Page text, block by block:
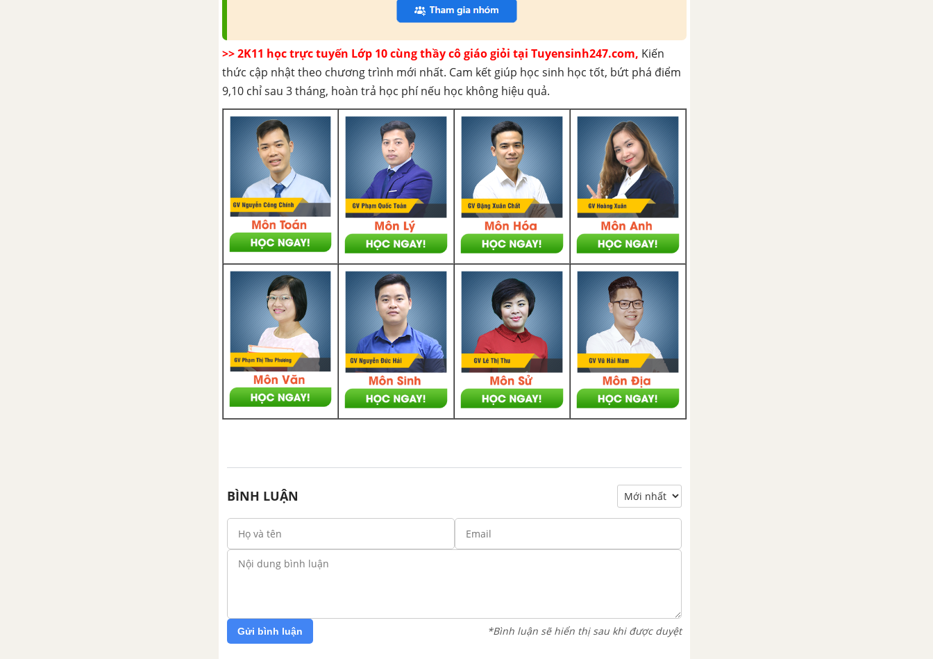
>> 2K11 học trực tuyến Lớp 10 cùng thầy cô giáo giỏi tại Tuyensinh247.com, Kiến
thức cập nhật theo chương trình mới nhất. Cam kết giúp học sinh học tốt, bứt phá điểm
9,10 chỉ sau 3 tháng, hoàn trả học phí nếu học không hiệu quả.
BÌNH LUẬN
Gửi bình luận *Bình luận sẽ hiển thị sau khi được duyệt